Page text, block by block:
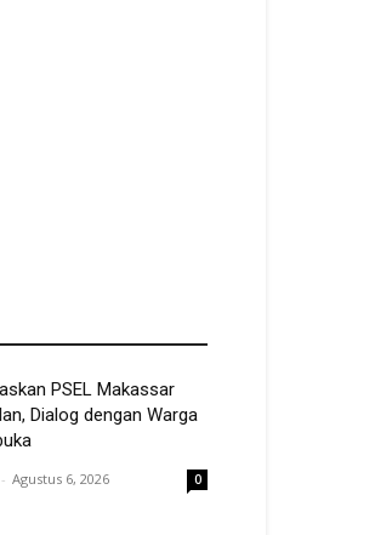
PSEL Makassar
Dialog dengan Warga
- Agustus 6, 2026 0